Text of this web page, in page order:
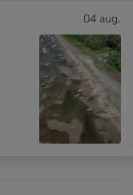
04 aug.